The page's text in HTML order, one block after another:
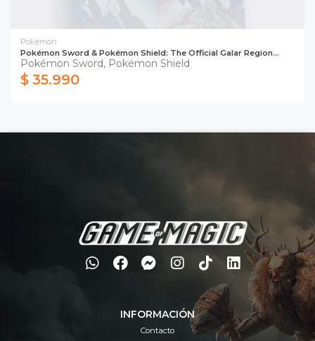
Pokemon
Pokémon Sword & Pokémon Shield: The Official Galar Region...
Pokémon Sword, Pokémon Shield
$ 35.990
INFORMACIÓN
Contacto